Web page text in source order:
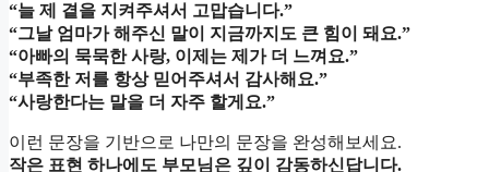
“늘 제 곁을 지켜주셔서 고맙습니다.”
“그날 엄마가 해주신 말이 지금까지도 큰 힘이 돼요.”
“아빠의 묵묵한 사랑, 이제는 제가 더 느껴요.”
“부족한 저를 항상 믿어주셔서 감사해요.”
“사랑한다는 말을 더 자주 할게요.”
이런 문장을 기반으로 나만의 문장을 완성해보세요.
작은 표현 하나에도 부모님은 깊이 감동하신답니다.